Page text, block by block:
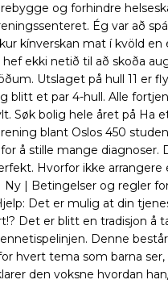
og forhindre
Ég var að
kínverskan mat í kvöld en
ekki netið til að skoða
Utslaget på hull 11 er
blitt et par 4-hull. Alle
Søk bolig hele året på Ha
blant Oslos 450
å stille mange diagnoser.
Hvorfor ikke arrangere
| Betingelser og regler
Det er mulig at din
Det er blitt en tradisjon å
Denne
hvert tema som barna ser,
den voksne hvordan